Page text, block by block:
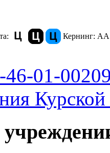
Кернинг: АА
01-